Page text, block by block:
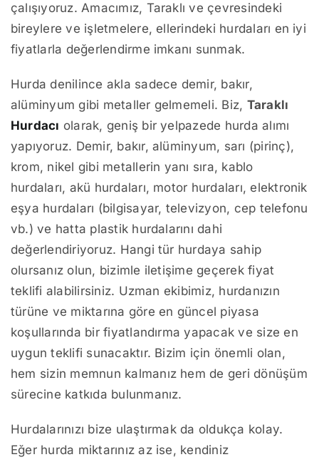
çalışıyoruz. Amacımız, Taraklı ve çevresindeki
bireylere ve işletmelere, ellerindeki hurdaları en iyi
fiyatlarla değerlendirme imkanı sunmak.
Hurda denilince akla sadece demir, bakır,
alüminyum gibi metaller gelmemeli. Biz, Taraklı
Hurdacı olarak, geniş bir yelpazede hurda alımı
yapıyoruz. Demir, bakır, alüminyum, sarı (pirinç),
krom, nikel gibi metallerin yanı sıra, kablo
hurdaları, akü hurdaları, motor hurdaları, elektronik
eşya hurdaları (bilgisayar, televizyon, cep telefonu
vb.) ve hatta plastik hurdalarını dahi
değerlendiriyoruz. Hangi tür hurdaya sahip
olursanız olun, bizimle iletişime geçerek fiyat
teklifi alabilirsiniz. Uzman ekibimiz, hurdanızın
türüne ve miktarına göre en güncel piyasa
koşullarında bir fiyatlandırma yapacak ve size en
uygun teklifi sunacaktır. Bizim için önemli olan,
hem sizin memnun kalmanız hem de geri dönüşüm
sürecine katkıda bulunmanız.
Hurdalarınızı bize ulaştırmak da oldukça kolay.
Eğer hurda miktarınız az ise, kendiniz